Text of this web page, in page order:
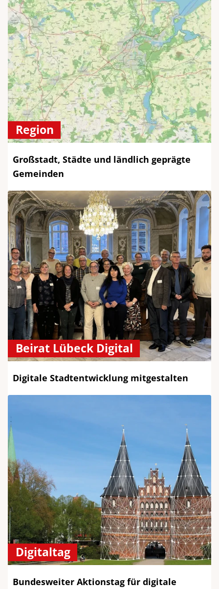
Region
Großstadt, Städte und ländlich geprägte
Gemeinden
Beirat Lübeck Digital
Digitale Stadtentwicklung mitgestalten
Digitaltag
Bundesweiter Aktionstag für digitale